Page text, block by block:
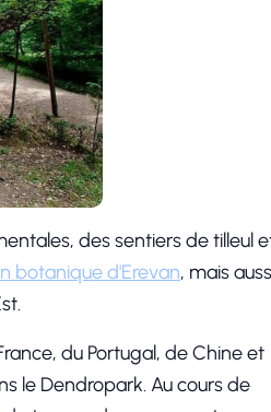
des sentiers de tilleul
botanique d'Erevan, mais
du Portugal, de Chine et
le Dendropark. Au cours de